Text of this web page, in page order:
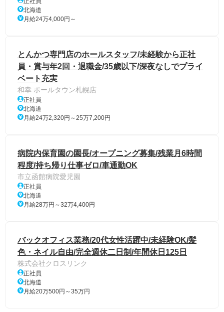
北海道
月給24万4,000円～
とんかつ専門店のホールスタッフ/未経験から正社
員・賞与年2回・退職金/35歳以下/深夜なしでプライ
ベート充実
和幸 ポールタウン札幌店
正社員
北海道
月給24万2,320円～25万7,200円
病院内保育園の園長/オープニング募集/残業月6時間
程度/持ち帰り仕事ゼロ/車通勤OK
市立函館病院愛児園
正社員
北海道
月給28万円～32万4,400円
バックオフィス業務/20代女性活躍中/未経験OK/髪
色・ネイル自由/完全週休二日制/年間休日125日
株式会社クロスリンク
正社員
北海道
月給20万500円～35万円